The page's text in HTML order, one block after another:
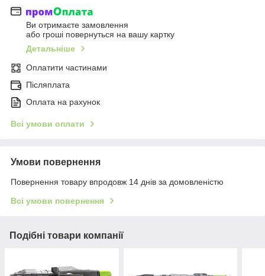
Ви отримаєте замовлення
або гроші повернуться на вашу картку
Детальніше
Оплатити частинами
Післяплата
Оплата на рахунок
Всі умови оплати
Умови повернення
Повернення товару впродовж 14 днів за домовленістю
Всі умови повернення
Подібні товари компанії